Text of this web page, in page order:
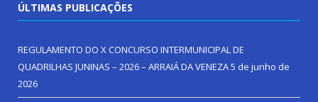
ÚLTIMAS PUBLICAÇÕES
REGULAMENTO DO X CONCURSO INTERMUNICIPAL DE
QUADRILHAS JUNINAS – 2026 – ARRAIÁ DA VENEZA5 de junho de
2026